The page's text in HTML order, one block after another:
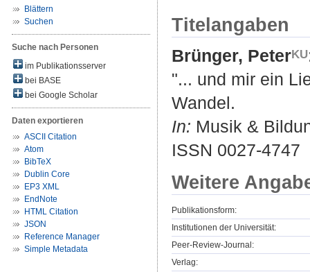
Blättern
Suchen
Suche nach Personen
im Publikationsserver
bei BASE
bei Google Scholar
Daten exportieren
ASCII Citation
Atom
BibTeX
Dublin Core
EP3 XML
EndNote
HTML Citation
JSON
Reference Manager
Simple Metadata
Titelangaben
Brünger, Peter
"... und mir ein
Wandel.
In: Musik &
ISSN 0027-4747
Weitere
Publikationsform:
Institutionen der Universität:
Peer-Review-Journal:
Verlag: